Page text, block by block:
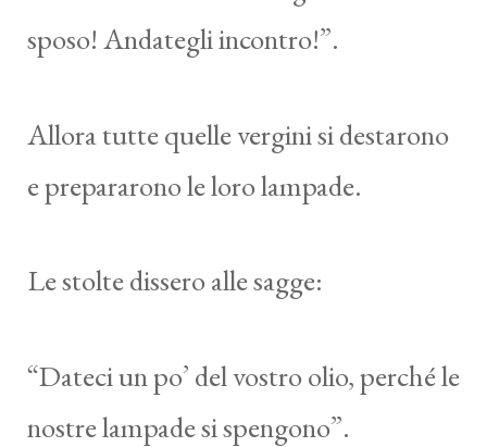
sposo! Andategli incontro!”.
Allora tutte quelle vergini si destarono
e prepararono le loro lampade.
Le stolte dissero alle sagge:
“Dateci un po’ del vostro olio, perché le
nostre lampade si spengono”.